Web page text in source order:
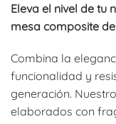
Eleva el nivel de tu
mesa composite
Combina la
funcionalidad y
generación.
elaborados con